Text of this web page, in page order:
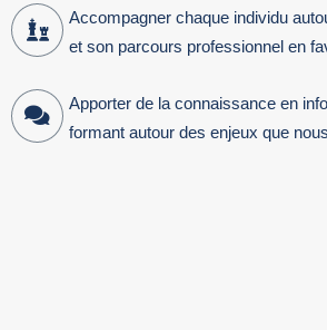
Accompagner chaque individu
et son parcours professionnel en
Apporter de la connaissance en
formant autour des enjeux que